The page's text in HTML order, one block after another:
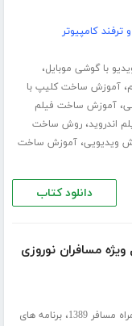
کامپیوتر
با گوشی موبایل،
،آموزش ساخت کلیپ با
،آموزش ساخت فیلم
اندروید،روش ساخت
ویدیویی،آموزش ساخت
دانلود کتاب
مسافران نوروزی
مسافر 1389 ،برنامه های